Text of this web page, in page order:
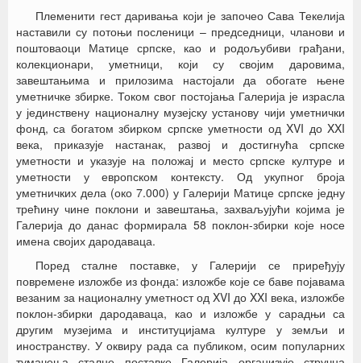
Племенити гест даривања који је започео Сава Текелија
наставили су потоњи посленици – председници, чланови и
поштоваоци Матице српске, као и родољубиви грађани,
колекционари, уметници, који су својим даровима,
завештањима и прилозима настојали да обогате њене
уметничке збирке. Током свог постојања Галерија је израсла
у јединствену националну музејску установу чији уметнички
фонд, са богатом збирком српске уметности од XVI до XXI
века, приказује настанак, развој и достигнућа српске
уметности и указује на положај и место српске културе и
уметности у европском контексту. Од укупног броја
уметничких дела (око 7.000) у Галерији Матице српске једну
трећину чине поклони и завештања, захваљујући којима је
Галерија до данас формирала 58 поклон-збирки које носе
имена својих дародаваца.
Поред сталне поставке, у Галерији се приређују
повремене изложбе из фонда: изложбе које се баве појавама
везаним за националну уметност од XVI до XXI века, изложбе
поклон-збирки дародаваца, као и изложбе у сарадњи са
другим музејима и институцијама културе у земљи и
иностранству. У оквиру рада са публиком, осим популарних